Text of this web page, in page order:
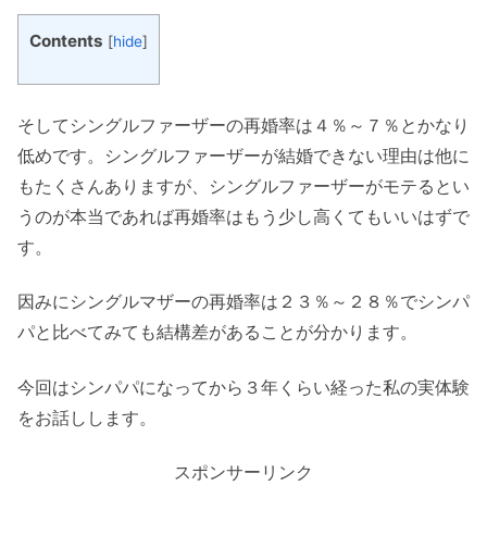
Contents [hide]
そしてシングルファーザーの再婚率は４％～７％とかなり
低めです。シングルファーザーが結婚できない理由は他に
もたくさんありますが、シングルファーザーがモテるとい
うのが本当であれば再婚率はもう少し高くてもいいはずで
す。
因みにシングルマザーの再婚率は２３％～２８％でシンパ
パと比べてみても結構差があることが分かります。
今回はシンパパになってから３年くらい経った私の実体験
をお話しします。
スポンサーリンク